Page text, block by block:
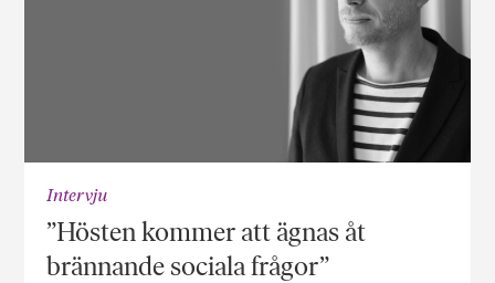
Intervju
”Hösten kommer att ägnas åt
brännande sociala frågor”